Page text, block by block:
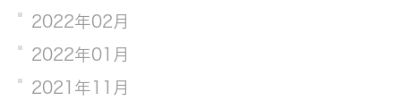
2022年02月
2022年01月
2021年11月